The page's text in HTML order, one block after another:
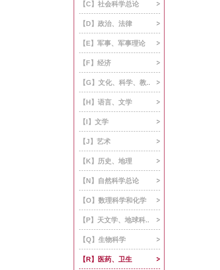
【C】社会科学总论
【D】政治、法律
【E】军事、军事理论
【F】经济
【G】文化、科学、教..
【H】语言、文学
【I】文学
【J】艺术
【K】历史、地理
【N】自然科学总论
【O】数理科学和化学
【P】天文学、地球科..
【Q】生物科学
【R】医药、卫生